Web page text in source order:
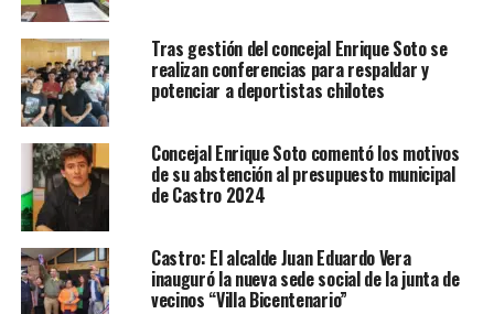
Tras gestión del concejal Enrique Soto se
realizan conferencias para respaldar y
potenciar a deportistas chilotes
Concejal Enrique Soto comentó los motivos
de su abstención al presupuesto municipal
de Castro 2024
Castro: El alcalde Juan Eduardo Vera
inauguró la nueva sede social de la junta de
vecinos “Villa Bicentenario”